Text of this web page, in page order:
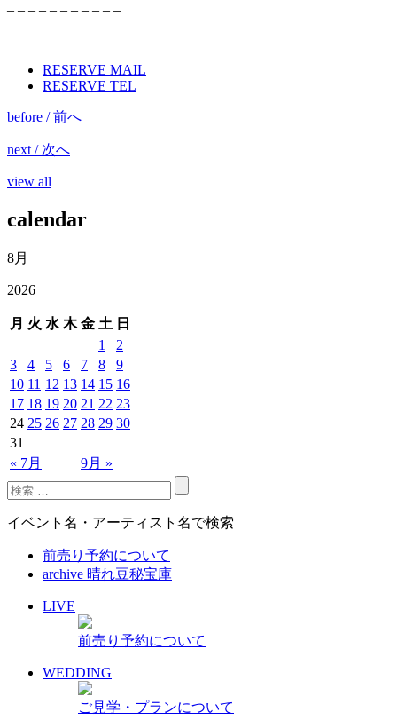
– – – – – – – – – – –
RESERVE MAIL
RESERVE TEL
before / 前へ
next / 次へ
view all
calendar
8月
2026
月 火 水 木 金 土 日
« 7月 9月 »
1
2
3
4 5 6 7 8
9
10 11 12 13 14 15 16
17 18 19 20 21 22 23
24 25 26 27 28 29 30
31
イベント名・アーティスト名で検索
前売り予約について
archive 晴れ豆秘宝庫
LIVE
前売り予約について
WEDDING
ご見学・プランについて